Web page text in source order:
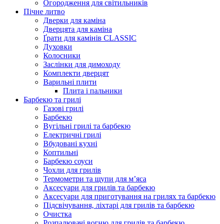
Огородження для світильників
Пічне литво
Дверки для каміна
Дверцята для каміна
Ґрати для камінів CLASSIC
Духовки
Колосники
Заслінки для димоходу
Комплекти дверцят
Варильні плити
Плита і пальники
Барбекю та грилі
Газові грилі
Барбекю
Вугільні грилі та барбекю
Електричні грилі
Вбудовані кухні
Коптильні
Барбекю соуси
Чохли для грилів
Термометри та щупи для м’яса
Аксесуари для грилів та барбекю
Аксесуари для приготування на грилях та барбекю
Підсвічування, ліхтарі для грилів та барбекю
Очистка